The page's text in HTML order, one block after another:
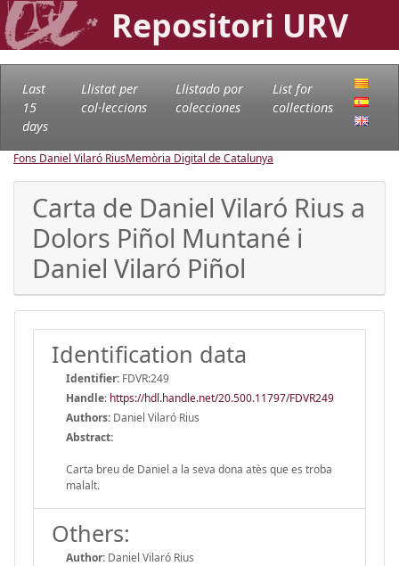
Repositori URV
Last
15
days
Llistat per
col·leccions
Llistado por
colecciones
List for
collections
Fons Daniel Vilaró RiusMemòria Digital de Catalunya
Carta de Daniel Vilaró Rius a
Dolors Piñol Muntané i
Daniel Vilaró Piñol
Identification data
Identifier: FDVR:249
Handle: https://hdl.handle.net/20.500.11797/FDVR249
Authors: Daniel Vilaró Rius
Abstract:
Carta breu de Daniel a la seva dona atès que es troba
malalt.
Others:
Author: Daniel Vilaró Rius